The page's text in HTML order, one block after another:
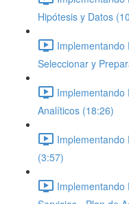
Hipótesis y Datos
Implementando
Seleccionar y
Analíticos (18:26)
Implementando
(3:57)
Implementando